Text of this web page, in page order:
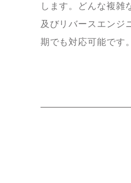
します。どんな複雑
及びリバースエンジ
期でも対応可能です。